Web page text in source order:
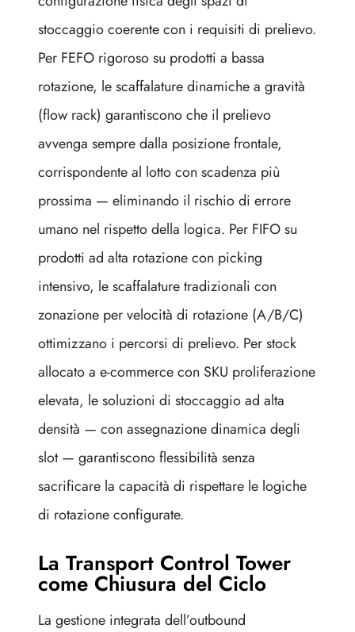
stoccaggio coerente con i requisiti di prelievo.
Per FEFO rigoroso su prodotti a bassa
rotazione, le scaffalature dinamiche a gravità
(flow rack) garantiscono che il prelievo
avvenga sempre dalla posizione frontale,
corrispondente al lotto con scadenza più
prossima — eliminando il rischio di errore
umano nel rispetto della logica. Per FIFO su
prodotti ad alta rotazione con picking
intensivo, le scaffalature tradizionali con
zonazione per velocità di rotazione (A/B/C)
ottimizzano i percorsi di prelievo. Per stock
allocato a e-commerce con SKU proliferazione
elevata, le soluzioni di stoccaggio ad alta
densità — con assegnazione dinamica degli
slot — garantiscono flessibilità senza
sacrificare la capacità di rispettare le logiche
di rotazione configurate.
La Transport Control Tower
come Chiusura del Ciclo
La gestione integrata dell’outbound